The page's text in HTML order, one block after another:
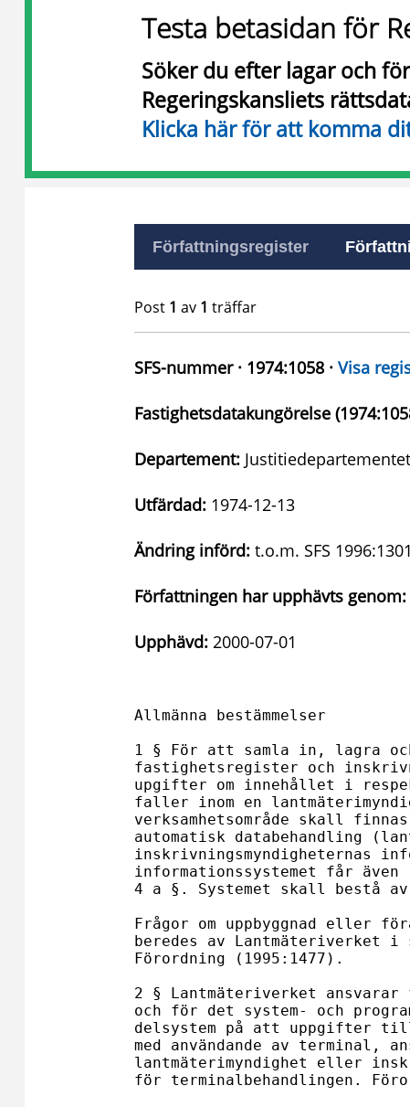
Testa betasidan för
Söker du efter lagar och
Regeringskansliets
Klicka här för att komma
Författningsregister
Post 1 av 1 träffar
SFS-nummer · 1974:1058 · Visa
Fastighetsdatakungörelse
Departement:
Utfärdad: 1974-12-13
Ändring införd: t.o.m. SFS 1996:1301
Författningen har upphävts genom:
Upphävd: 2000-07-01